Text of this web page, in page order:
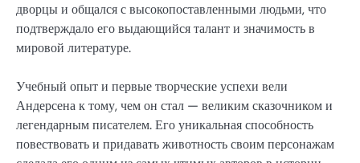
дворцы и общался с высокопоставленными людьми, что
подтверждало его выдающийся талант и значимость в
мировой литературе.
Учебный опыт и первые творческие успехи вели
Андерсена к тому, чем он стал — великим сказочником и
легендарным писателем. Его уникальная способность
повествовать и придавать животность своим персонажам